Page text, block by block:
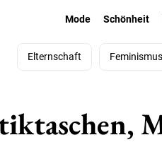
Mode Schönheit
Elternschaft Feminismus